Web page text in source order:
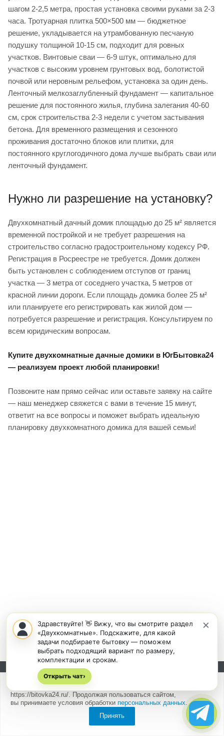
шагом 2-2,5 метра, простая установка своими руками за 2-3
часа. Тротуарная плитка 500×500 мм — бюджетное
решение, укладывается на утрамбованную песчаную
подушку толщиной 10-15 см, подходит для ровных
участков. Винтовые сваи — 6-9 штук, оптимально для
участков с высоким уровнем грунтовых вод, болотистой
почвой или неровным рельефом, установка за один день.
Ленточный мелкозаглубленный фундамент — капитальное
решение для постоянного жилья, глубина залегания 40-60
см, срок строительства 2-3 недели с учетом застывания
бетона. Для временного размещения и сезонного
проживания достаточно блоков или плитки, для
постоянного круглогодичного дома лучше выбрать сваи или
ленточный фундамент.
Нужно ли разрешение на установку?
Двухкомнатный дачный домик площадью до 25 м² является
временной постройкой и не требует разрешения на
строительство согласно градостроительному кодексу РФ.
Регистрация в Росреестре не требуется. Домик должен
быть установлен с соблюдением отступов от границ
участка — 3 метра от соседнего участка, 5 метров от
красной линии дороги. Если площадь домика более 25 м²
или планируете его регистрировать как жилой дом —
потребуется разрешение и регистрация. Консультируем по
всем юридическим вопросам.
Купите двухкомнатные дачные домики в ЮгБытовка24
— реализуем проект любой планировки!
Позвоните нам прямо сейчас или оставьте заявку на сайте
— наш менеджер свяжется с вами в течение 15 минут,
ответит на все вопросы и поможет выбрать идеальную
планировку двухкомнатного домика для вашей семьи!
Подписывайтесь на новости и акции:
используем cookiesдля быстрой и удобной работы сайта
https://bitovka24.ru/. Продолжая пользоваться сайтом,
вы принимаете условия обработки персональных данных.
Принять
×
Здравствуйте! 👋 Вижу, что вы смотрите раздел
«Двухкомнатные». Подскажите, для какой
задачи подбираете бытовку — поможем
выбрать подходящий вариант по размеру,
комплектации и срокам.
Открыть чат›